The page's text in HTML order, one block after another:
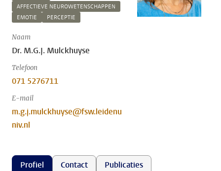
AFFECTIEVE NEUROWETENSCHAPPEN
EMOTIE
PERCEPTIE
Naam
Dr. M.G.J. Mulckhuyse
Telefoon
071 5276711
E-mail
m.g.j.mulckhuyse@fsw.leidenu
niv.nl
Profiel Contact
Publicaties